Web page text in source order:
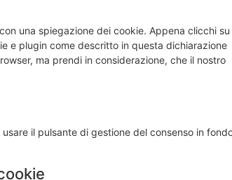
una spiegazione dei cookie. Appena clicchi su
e plugin come descritto in questa dichiarazione
ma prendi in considerazione, che il nostro
il pulsante di gestione del consenso in